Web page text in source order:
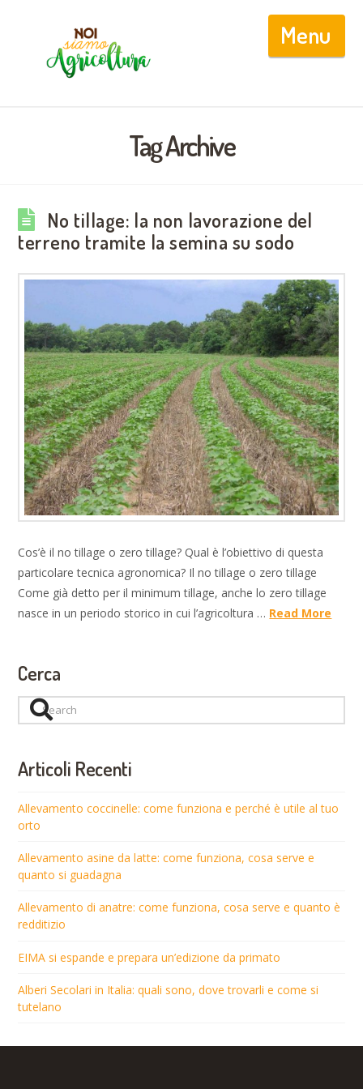
Tag Archive
No tillage: la non lavorazione del
terreno tramite la semina su sodo
Cos’è il no tillage o zero tillage? Qual è l’obiettivo di questa
particolare tecnica agronomica? Il no tillage o zero tillage
Come già detto per il minimum tillage, anche lo zero tillage
nasce in un periodo storico in cui l’agricoltura … Read More
Cerca
Search
Articoli Recenti
Allevamento coccinelle: come funziona e perché è utile al tuo
orto
Allevamento asine da latte: come funziona, cosa serve e
quanto si guadagna
Allevamento di anatre: come funziona, cosa serve e quanto è
redditizio
EIMA si espande e prepara un’edizione da primato
Alberi Secolari in Italia: quali sono, dove trovarli e come si
tutelano